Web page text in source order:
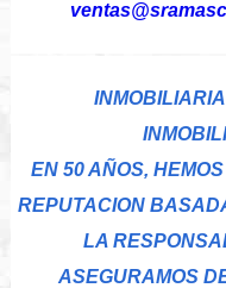
EN 50 AÑOS,
REPUTACION
LA
ASEGURAMOS